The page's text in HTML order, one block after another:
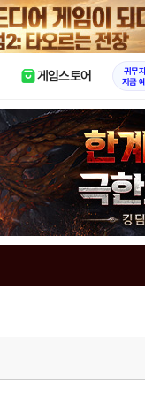
X
게임스토어
귀무
지금